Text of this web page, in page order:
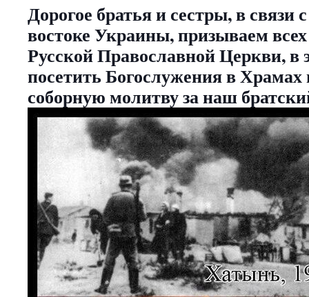
Дорогое братья и сестры, в
востоке Украины, призываем
Русской Православной Церкви, в
посетить Богослужения в Храмах
соборную молитву за наш